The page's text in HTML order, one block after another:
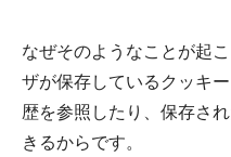
なぜそのようなことが起
ザが保存しているクッキ
歴を参照したり、保存さ
きるからです。